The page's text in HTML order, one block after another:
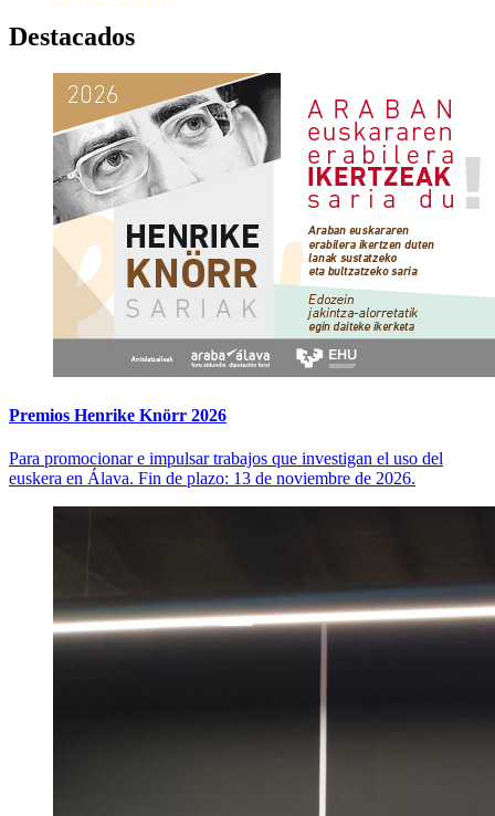
Destacados
Premios Henrike Knörr 2026
Para promocionar e impulsar trabajos que investigan el uso del
euskera en Álava. Fin de plazo: 13 de noviembre de 2026.